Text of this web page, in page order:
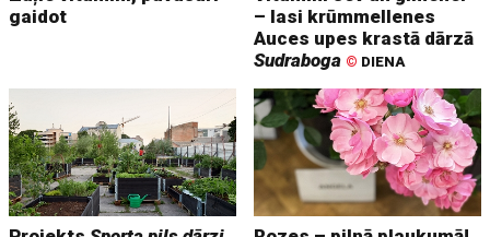
gaidot
– lasi krūmmellenes
Auces upes krastā dārzā
Sudraboga © DIENA